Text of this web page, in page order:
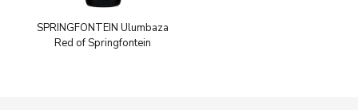
SPRINGFONTEIN Ulumbaza
Red of Springfontein